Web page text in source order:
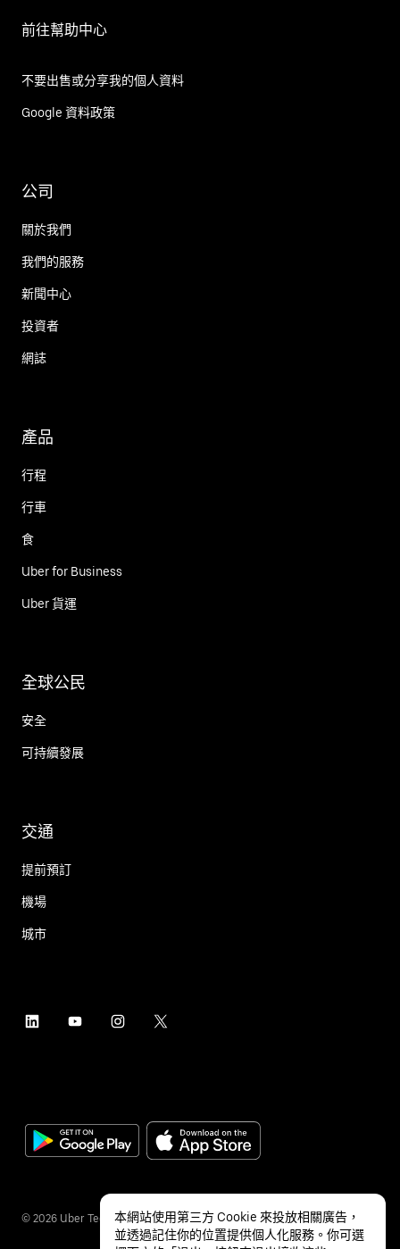
前往幫助中心
不要出售或分享我的個人資料
Google 資料政策
公司
關於我們
我們的服務
新聞中心
投資者
網誌
產品
行程
行車
食
Uber for Business
Uber 貨運
全球公民
安全
可持續發展
交通
提前預訂
機場
城市
© 2026 Uber Technologies Inc.
本網站使用第三方 Cookie 來投放相關廣告，
並透過記住你的位置提供個人化服務。你可選